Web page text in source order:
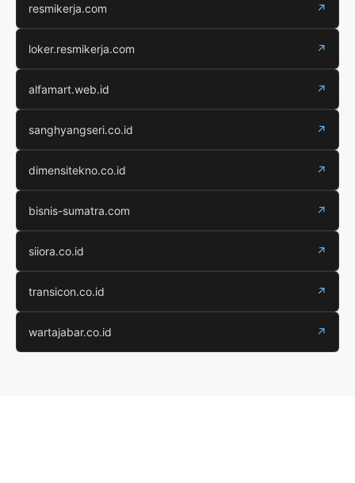
resmikerja.com ↗
loker.resmikerja.com ↗
alfamart.web.id ↗
sanghyangseri.co.id ↗
dimensitekno.co.id ↗
bisnis-sumatra.com ↗
siiora.co.id ↗
transicon.co.id ↗
wartajabar.co.id ↗